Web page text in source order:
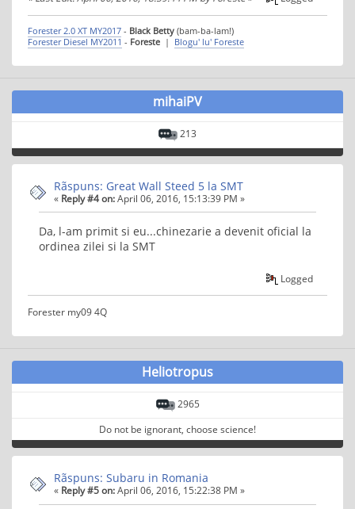
Forester 2.0 XT MY2017 - Black Betty (bam-ba-lam!)
Forester Diesel MY2011 - Foreste | Blogu' lu' Foreste
mihaiPV
213
Rãspuns: Great Wall Steed 5 la SMT
« Reply #4 on:April 06, 2016, 15:13:39 PM »
Da, l-am primit si eu...chinezarie a devenit oficial la
ordinea zilei si la SMT
Logged
Forester my09 4Q
Heliotropus
2965
Do not be ignorant, choose science!
Rãspuns: Subaru in Romania
« Reply #5 on:April 06, 2016, 15:22:38 PM »